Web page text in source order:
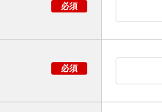
必須
必須